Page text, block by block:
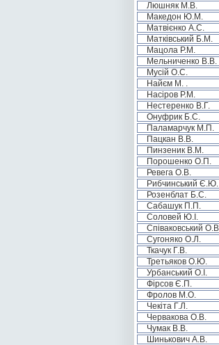
Люшняк М.В.
Македон Ю.М.
Матвієнко А.С.
Матківський Б.М.
Мацола Р.М.
Мельниченко В.В.
Мусій О.С.
Найєм М. .
Насіров Р.М.
Нестеренко В.Г.
Онуфрик Б.С.
Паламарчук М.П.
Пацкан В.В.
Пинзеник В.М.
Порошенко О.П.
Ревега О.В.
Рибчинський Є.Ю.
Розенблат Б.С.
Сабашук П.П.
Соловей Ю.І.
Співаковський
Сугоняко О.Л.
Ткачук Г.В.
Третьяков О.Ю.
Урбанський О.І.
Фірсов Є.П.
Фролов М.О.
Чекіта Г.Л.
Червакова О.В.
Чумак В.В.
Шинькович А.В.